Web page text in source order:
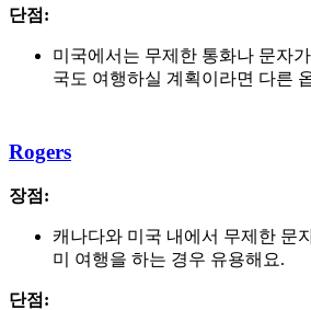
단점:
미국에서는 무제한 통화나 문자
국도 여행하실 계획이라면 다른
Rogers
장점:
캐나다와 미국 내에서 무제한 문
미 여행을 하는 경우 유용해요.
단점: